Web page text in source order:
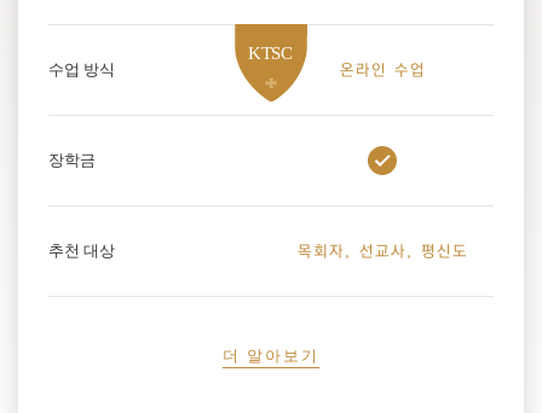
수업 방식 온라인 수업
장학금
추천 대상 목회자, 선교사, 평신도
더 알아보기